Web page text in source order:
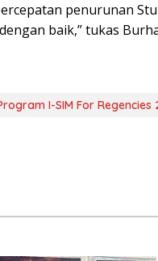
penurunan
baik,” tukas
I-SIM For Regencies